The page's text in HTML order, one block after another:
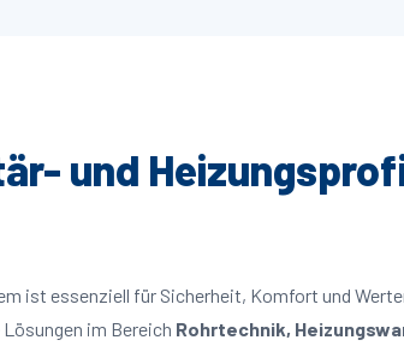
und
ist essenziell für Sicherheit, Komfort und
im Bereich Rohrtechnik,